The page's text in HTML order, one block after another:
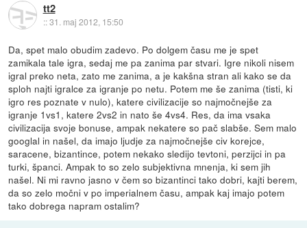
tt2
::31. maj 2012, 15:50
Da, spet malo obudim zadevo. Po dolgem času me je spet
zamikala tale igra, sedaj me pa zanima par stvari. Igre nikoli nisem
igral preko neta, zato me zanima, a je kakšna stran ali kako se da
sploh najti igralce za igranje po netu. Potem me še zanima (tisti, ki
igro res poznate v nulo), katere civilizacije so najmočnejše za
igranje 1vs1, katere 2vs2 in nato še 4vs4. Res, da ima vsaka
civilizacija svoje bonuse, ampak nekatere so pač slabše. Sem malo
googlal in našel, da imajo ljudje za najmočnejše civ korejce,
saracene, bizantince, potem nekako sledijo tevtoni, perzijci in pa
turki, španci. Ampak to so zelo subjektivna mnenja, ki sem jih
našel. Ni mi ravno jasno v čem so bizantinci tako dobri, kajti berem,
da so zelo močni v po imperialnem času, ampak kaj imajo potem
tako dobrega napram ostalim?